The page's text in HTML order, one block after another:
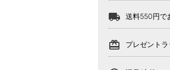
local_shipping 送料550円で
card_giftcard プレゼント